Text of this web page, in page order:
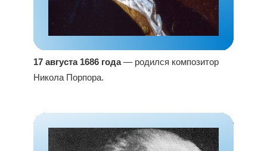
17 августа 1686 года — родился композитор
Никола Порпора.